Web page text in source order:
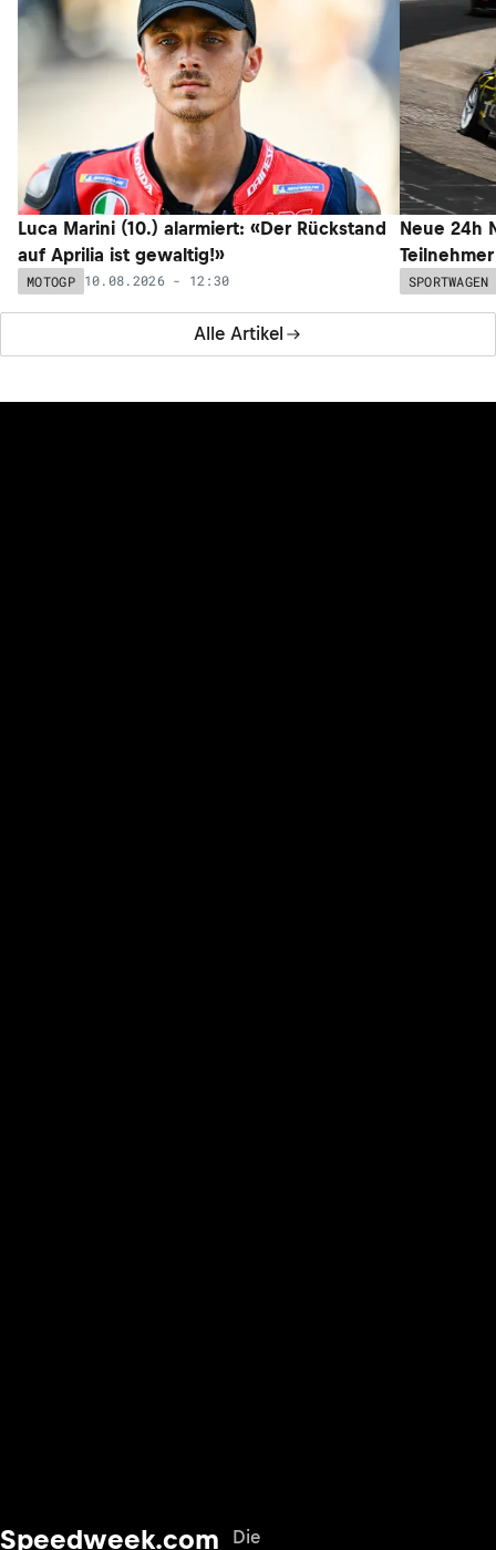
Alle Artikel
Luca Marini (10.) alarmiert: «Der Rückstand
auf Aprilia ist gewaltig!»
MOTOGP 10.08.2026 - 12:30
Neue 24h
SPORTWAGEN
Speedweek.com Die